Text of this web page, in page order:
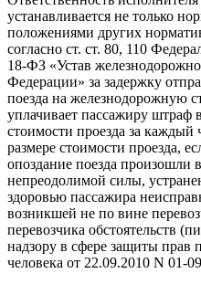
устанавливается не только
положениями других
согласно ст. ст. 80, 110
18-ФЗ «Устав
Федерации» за задержку
поезда на железнодорожную
уплачивает пассажиру штраф
стоимости проезда за каждый
размере стоимости проезда,
опоздание поезда произошли
непреодолимой силы,
здоровью пассажира
возникшей не по вине
перевозчика обстоятельств
надзору в сфере защиты прав
человека от 22.09.2010 N 01-